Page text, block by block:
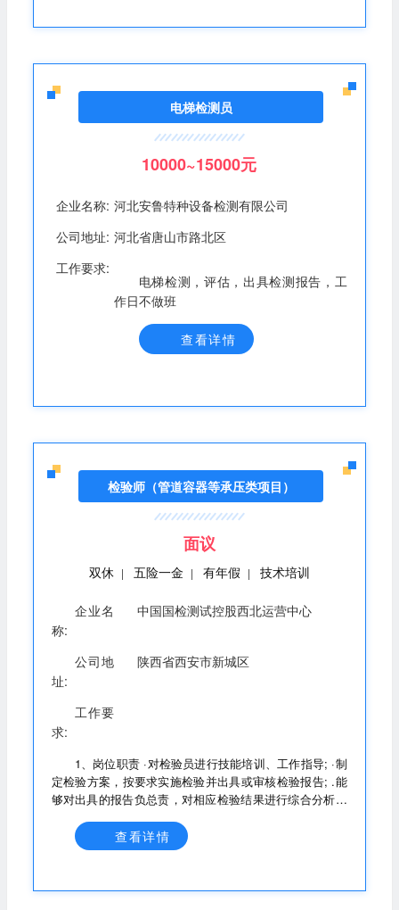
电梯检测员
10000~15000元
企业名称: 河北安鲁特种设备检测有限公司
公司地址: 河北省唐山市路北区
工作要求:
电梯检测，评估，出具检测报告，工
作日不做班
查看详情
检验师（管道容器等承压类项目）
面议
双休 | 五险一金 | 有年假 | 技术培训
企业名
称:
中国国检测试控股西北运营中心
公司地
址:
陕西省西安市新城区
工作要
求:
1、岗位职责 ·对检验员进行技能培训、工作指导; ·制
定检验方案，按要求实施检验并出具或审核检验报告; .能
够对出具的报告负总责，对相应检验结果进行综合分析与
任职要求 •50周岁以下（能力突出可适当放宽） ·大专及以
上学历; ·理工科相关专业; ·具备五年以上承压类特种设备
检验师RS证书，持有高检师证书者优先考虑； ·适应长期
查看详情